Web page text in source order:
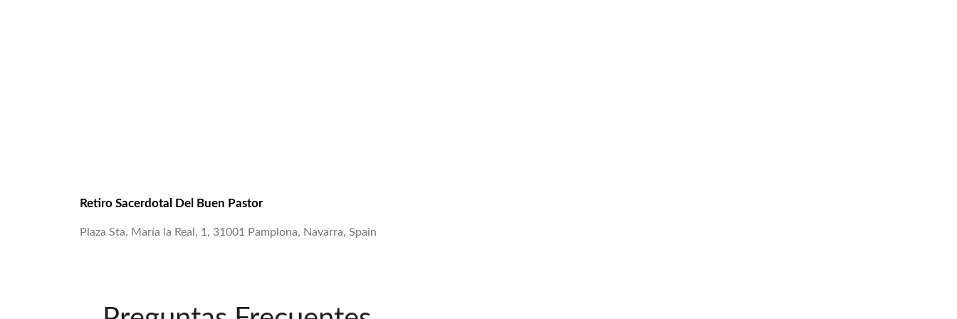
Retiro Sacerdotal Del Buen Pastor
Plaza Sta. María la Real, 1, 31001 Pamplona, Navarra, Spain